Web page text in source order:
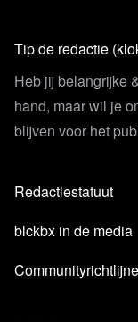
terugtrok:
https://
v=RAZyHy7PCdY
Een website met
video:
Tip de redactie
Heb jij belangrijke
hand, maar wil je
blijven voor het
Redactiestatuut
blckbx in de media